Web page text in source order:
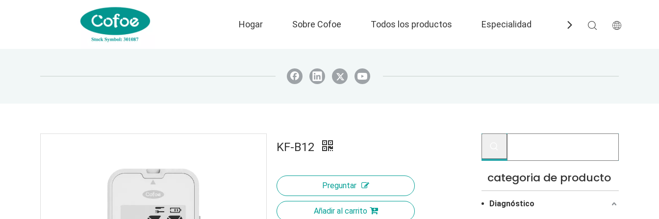
Hogar Sobre Cofoe Todos los productos Especialidad Preguntas más
KF-B12
Preguntar
Añadir al carrito
categoria de producto
Diagnóstico